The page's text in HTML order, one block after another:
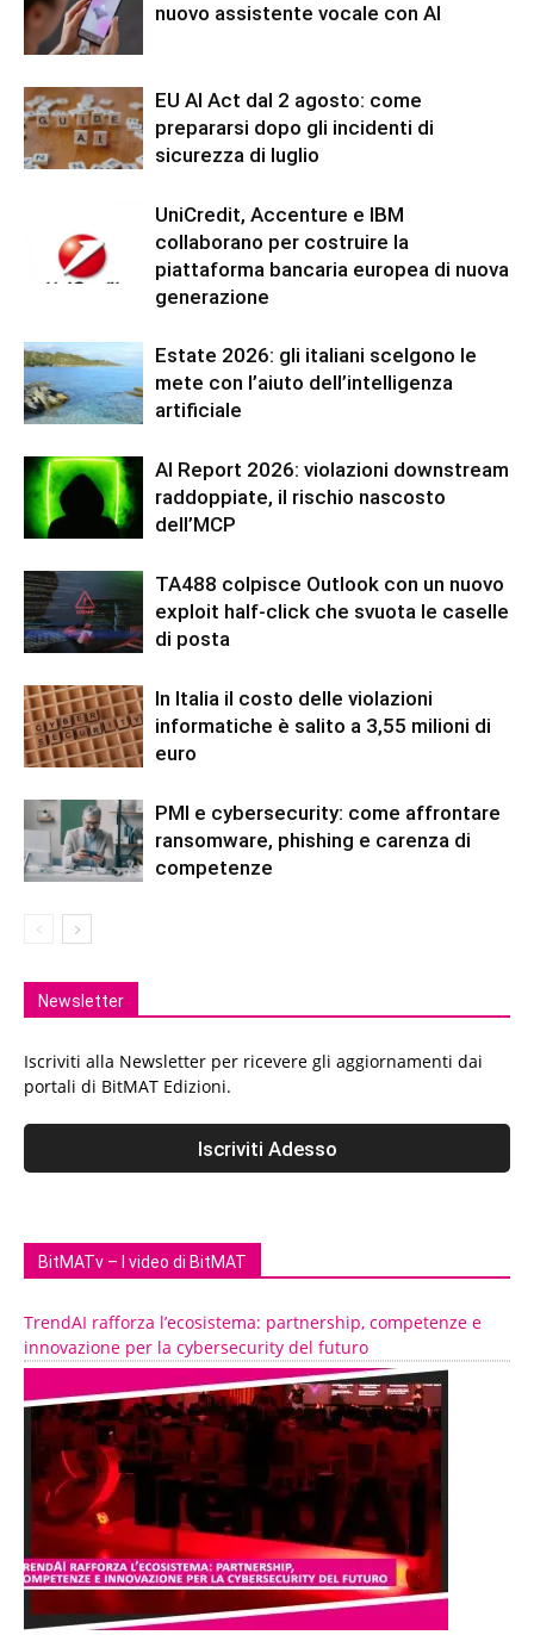
nuovo assistente vocale con AI
EU AI Act dal 2 agosto: come
prepararsi dopo gli incidenti di
sicurezza di luglio
UniCredit, Accenture e IBM
collaborano per costruire la
piattaforma bancaria europea di nuova
generazione
Estate 2026: gli italiani scelgono le
mete con l’aiuto dell’intelligenza
artificiale
AI Report 2026: violazioni downstream
raddoppiate, il rischio nascosto
dell’MCP
TA488 colpisce Outlook con un nuovo
exploit half-click che svuota le caselle
di posta
In Italia il costo delle violazioni
informatiche è salito a 3,55 milioni di
euro
PMI e cybersecurity: come affrontare
ransomware, phishing e carenza di
competenze
Newsletter
Iscriviti alla Newsletter per ricevere gli aggiornamenti dai
portali di BitMAT Edizioni.
BitMATv – I video di BitMAT
TrendAI rafforza l’ecosistema: partnership, competenze e
innovazione per la cybersecurity del futuro